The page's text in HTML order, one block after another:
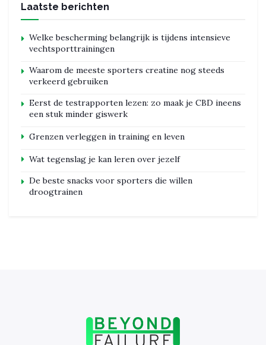
Laatste berichten
Welke bescherming belangrijk is tijdens intensieve
vechtsporttrainingen
Waarom de meeste sporters creatine nog steeds
verkeerd gebruiken
Eerst de testrapporten lezen: zo maak je CBD ineens
een stuk minder giswerk
Grenzen verleggen in training en leven
Wat tegenslag je kan leren over jezelf
De beste snacks voor sporters die willen
droogtrainen